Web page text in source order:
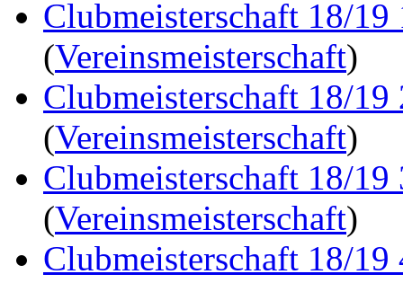
Clubmeisterschaft 18/19
(Vereinsmeisterschaft)
Clubmeisterschaft 18/19
(Vereinsmeisterschaft)
Clubmeisterschaft 18/19
(Vereinsmeisterschaft)
Clubmeisterschaft 18/19